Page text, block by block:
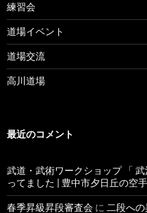
練習会
道場イベント
道場交流
高川道場
最近のコメント
武道・武術ワークショップ 「 武
ってました | 豊中市夕日丘の空
春季昇級昇段審査会 に 二段へ